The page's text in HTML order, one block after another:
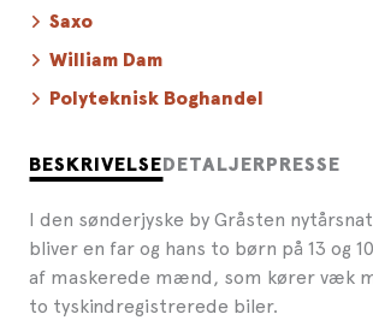
BESKRIVELSE DETALJER PRESSE
I den sønderjyske by Gråsten nytårsnat
bliver en far og hans to børn på 13 og
af maskerede mænd, som kører væk
to tyskindregistrerede biler.
Saxo
William Dam
Polyteknisk Boghandel